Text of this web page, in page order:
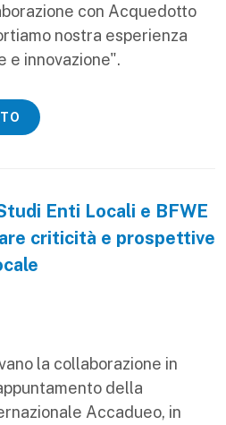
con Acquedotto
nostra esperienza
e innovazione".
Enti Locali e BFWE
criticità e prospettive
la collaborazione in
della
Accadueo, in